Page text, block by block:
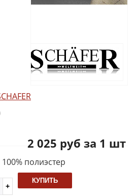
2 025 руб за 1 шт
полиэстер
КУПИТЬ